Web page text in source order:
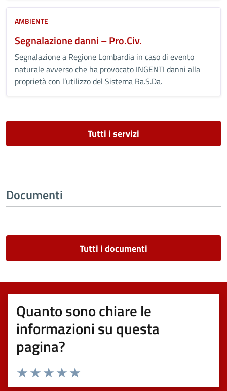
AMBIENTE
Segnalazione danni – Pro.Civ.
Segnalazione a Regione Lombardia in caso di evento
naturale avverso che ha provocato INGENTI danni alla
proprietà con l’utilizzo del Sistema Ra.S.Da.
Tutti i servizi
Documenti
Tutti i documenti
Quanto sono chiare le
informazioni su questa
pagina?
Valuta 5 stelle su 5
Valuta 4 stelle su 5
Valuta 3 stelle su 5
Valuta 2 stelle su 5
Valuta 1 stelle su 5